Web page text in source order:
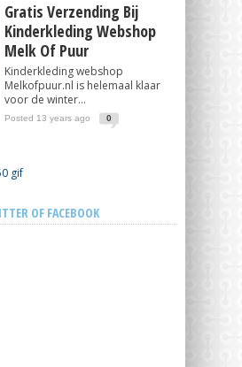
Gratis Verzending Bij
Kinderkleding Webshop
Melk Of Puur
Kinderkleding webshop
Melkofpuur.nl is helemaal klaar
voor de winter...
Posted 13 years ago 0
OF FACEBOOK